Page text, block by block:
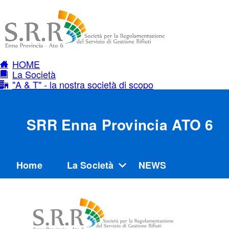
HOME
La Società
"A & T" - la nostra società di scopo
SRR Enna Provincia ATO 6
Home La Società NEWS